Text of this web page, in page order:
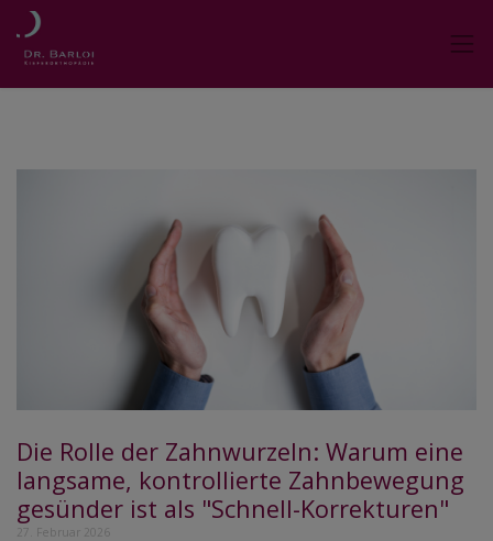
Die Rolle der Zahnwurzeln: Warum eine
langsame, kontrollierte Zahnbewegung
gesünder ist als "Schnell-Korrekturen"
27. Februar 2026